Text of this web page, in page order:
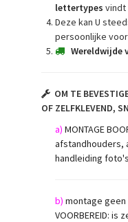
lettertypes vindt
Deze kan U
persoonlijke
Wereldwijde
OM TE
OF ZELFKLEVEND,
a) MONTAGE
afstandhouders,
handleiding
b) montage geen
VOORBEREID: